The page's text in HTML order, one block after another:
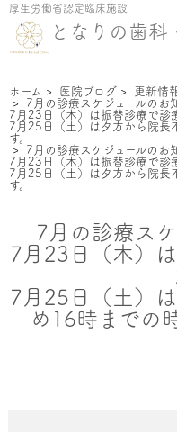
厚生労働省認定臨床施設
となりの歯科
ホーム > 医院ブログ > 更新情
> 7月の診療スケジュールのお
7月23日（木）は振替診療で診
7月25日（土）は夕方から院長
す。
> 7月の診療スケジュールのお
7月23日（木）は振替診療で診
7月25日（土）は夕方から院長
す。
7月の診療ス
7月23日（木）
7月25日（土）
め16時までの